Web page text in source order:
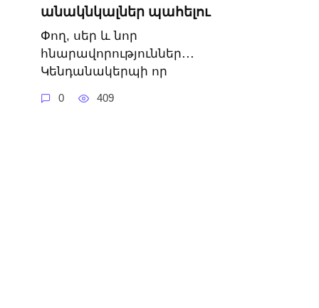
անակնկալներ պահելու
Փող, սեր և նոր
հնարավորություններ․․․
Կենդանակերպի որ
0 409